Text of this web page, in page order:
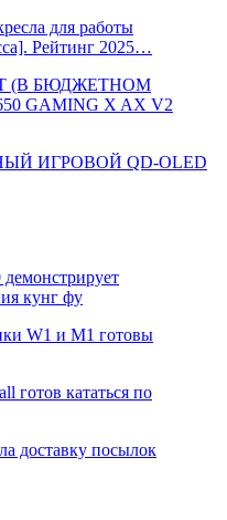
для работы
Рейтинг 2025…
(В БЮДЖЕТНОМ
GAMING X AX V2
ИГРОВОЙ QD-OLED
кунг фу
W1 и M1 готовы
готов кататься по
доставку посылок